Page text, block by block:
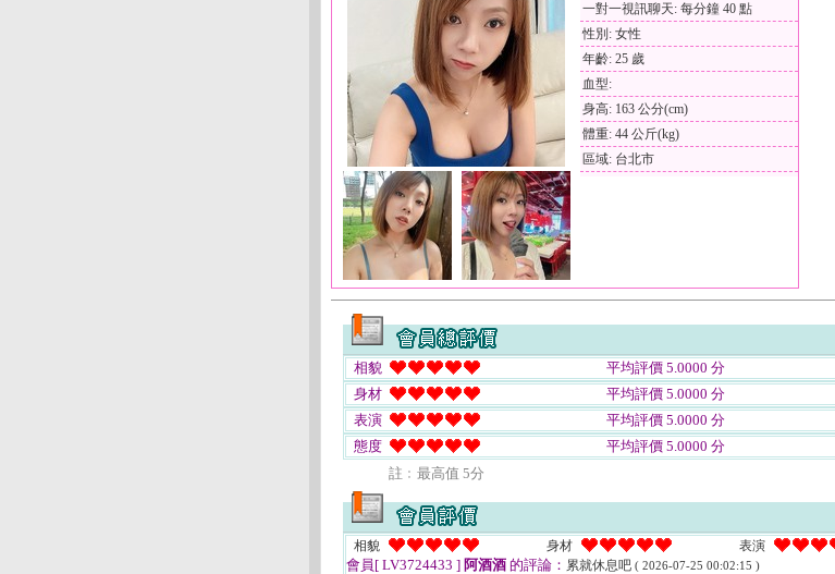
一對一視訊聊天: 每分鐘 40 點
性別: 女性
年齡: 25 歲
血型:
身高: 163 公分(cm)
體重: 44 公斤(kg)
區域: 台北市
相貌
平均評價 5.0000 分
身材
平均評價 5.0000 分
表演
平均評價 5.0000 分
態度
平均評價 5.0000 分
註﹕最高值 5分
相貌 身材 表演
會員[ LV3724433 ] 阿酒酒 的評論： 累就休息吧 ( 2026-07-25 00:02:15 )